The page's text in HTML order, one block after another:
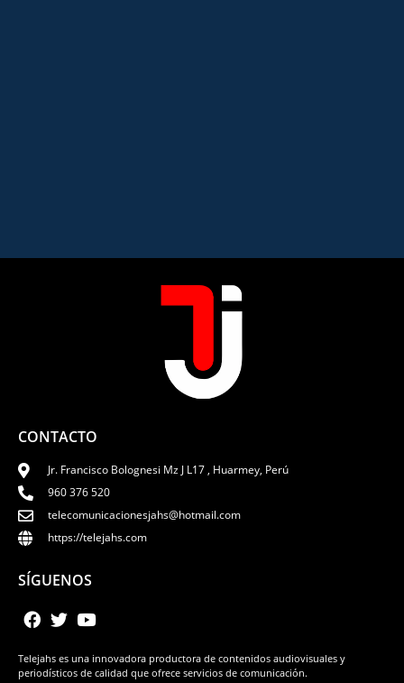
CONTACTO
Jr. Francisco Bolognesi Mz J L17 , Huarmey, Perú
960 376 520
telecomunicacionesjahs@hotmail.com
https://telejahs.com
SÍGUENOS
Telejahs es una innovadora productora de contenidos audiovisuales y
periodísticos de calidad que ofrece servicios de comunicación.